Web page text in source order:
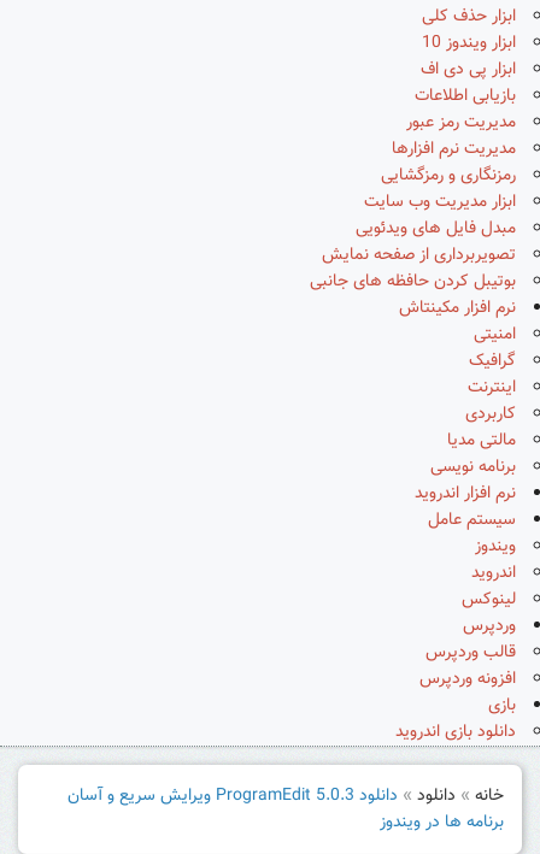
ابزار حذف کلی
ابزار ویندوز 10
ابزار پی دی اف
بازیابی اطلاعات
مدیریت رمز عبور
مدیریت نرم افزارها
رمزنگاری و رمزگشایی
ابزار مدیریت وب سایت
مبدل فایل های ویدئویی
تصویربرداری از صفحه نمایش
بوتیبل کردن حافظه های جانبی
نرم افزار مکینتاش
امنیتی
گرافیک
اینترنت
کاربردی
مالتی مدیا
برنامه نویسی
نرم افزار اندروید
سیستم عامل
ویندوز
اندروید
لینوکس
وردپرس
قالب وردپرس
افزونه وردپرس
بازی
دانلود بازی اندروید
خانه » دانلود »
دانلود ProgramEdit 5.0.3 ویرایش سریع و آسان
برنامه ها در ویندوز